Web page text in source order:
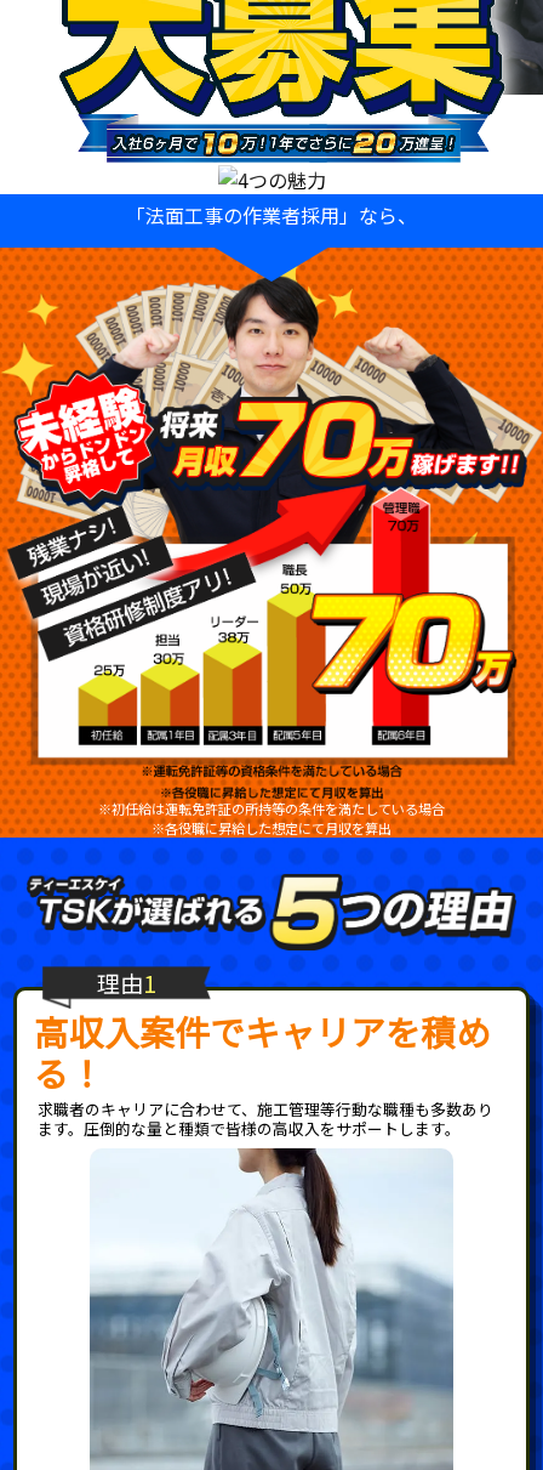
「法面工事の作業者採用」なら、
※初任給は運転免許証の所持等の条件を満たしている場合
※各役職に昇給した想定にて月収を算出
理由1
高収入案件でキャリアを積め
る！
求職者のキャリアに合わせて、施工管理等行動な職種も多数あり
ます。圧倒的な量と種類で皆様の高収入をサポートします。